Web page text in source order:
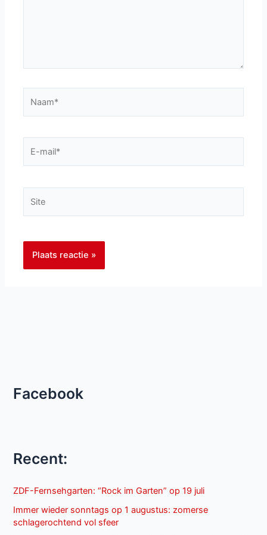
Facebook
Recent:
ZDF-Fernsehgarten: “Rock im Garten” op 19 juli
Immer wieder sonntags op 1 augustus: zomerse
schlagerochtend vol sfeer